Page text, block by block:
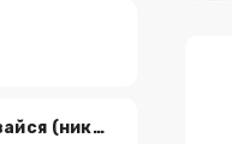
Никогда не сдавайся (никто не пройдет дороги твоей)